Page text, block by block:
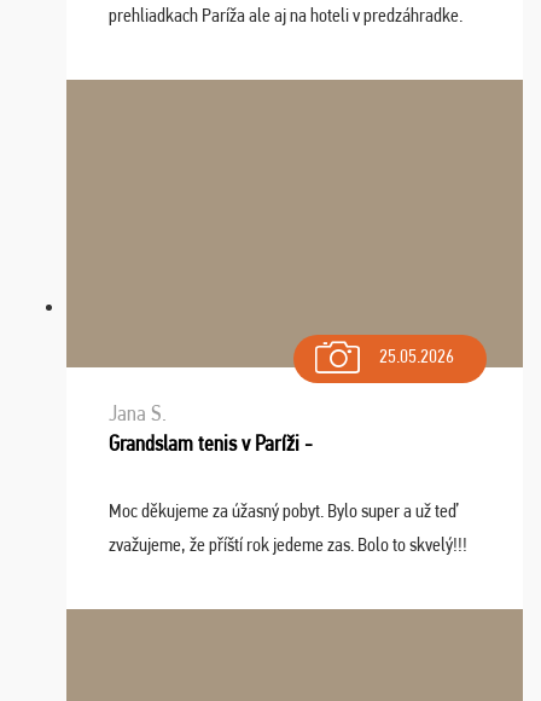
prehliadkach Paríža ale aj na hoteli v predzáhradke.
spomínať a zväžujeme repete budúci rok : ...
25.05.2026
Jana S.
Grandslam tenis v Paríži -
Moc děkujeme za úžasný pobyt. Bylo super a už teď
zvažujeme, že příští rok jedeme zas. Bolo to skvelý!!!